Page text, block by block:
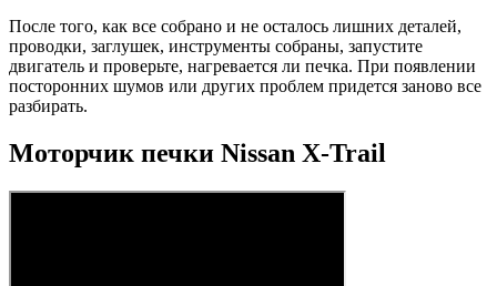
После того, как все собрано и не осталось лишних деталей,
проводки, заглушек, инструменты собраны, запустите
двигатель и проверьте, нагревается ли печка. При появлении
посторонних шумов или других проблем придется заново все
разбирать.
Моторчик печки Nissan X-Trail